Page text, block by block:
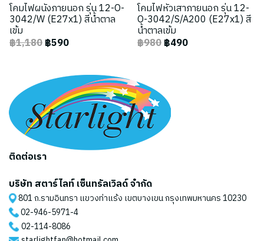
โคมไฟผนังภายนอก รุ่น 12-O-
3042/W (E27x1) สีน้ำตาล
เข้ม
฿1,180฿590
โคมไฟหัวเสาภายนอก รุ่น 12-
O-3042/S/A200 (E27x1) สี
น้ำตาลเข้ม
฿980฿490
ติดต่อเรา
บริษัท สตาร์ไลท์ เซ็นทรัลเวิลด์ จำกัด
801 ถ.รามอินทรา แขวงท่าแร้ง เขตบางเขน กรุงเทพมหานคร 10230
02-946-5971-4
02-114-8086